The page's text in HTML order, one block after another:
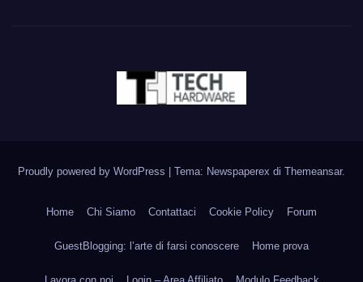
Proudly powered by WordPress | Tema: Newspaperex di Themeansar.
Home Chi Siamo Contattaci Cookie Policy Forum
GuestBlogging: l’arte di farsi conoscere Home prova
Lavora con noi Login – Area Affiliato Modulo Feedback